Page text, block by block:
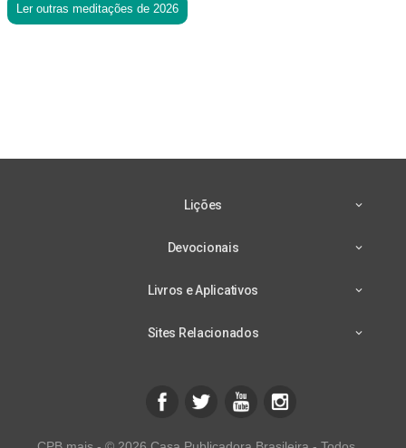
Ler outras meditações de 2026
Lições
Devocionais
Livros e Aplicativos
Sites Relacionados